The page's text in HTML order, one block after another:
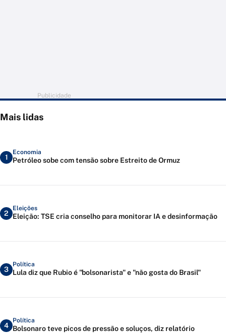
Publicidade
Mais lidas
1
Economia
Petróleo sobe com tensão sobre Estreito de Ormuz
2
Eleições
Eleição: TSE cria conselho para monitorar IA e desinformação
3
Política
Lula diz que Rubio é "bolsonarista" e "não gosta do Brasil"
4
Política
Bolsonaro teve picos de pressão e soluços, diz relatório